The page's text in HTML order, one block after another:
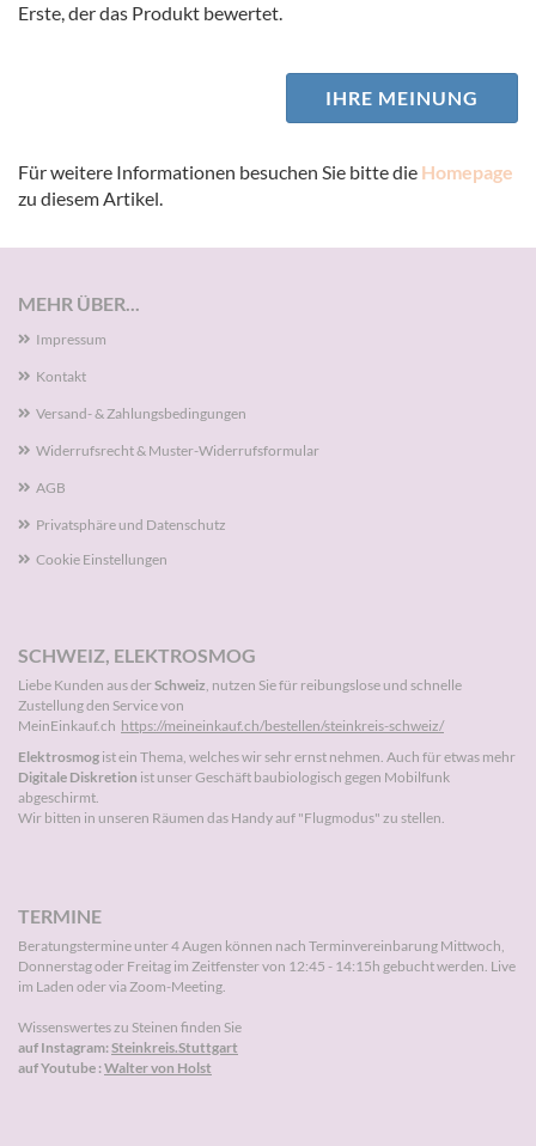
Erste, der das Produkt bewertet.
IHRE MEINUNG
Für weitere Informationen besuchen Sie bitte die Homepage
zu diesem Artikel.
MEHR ÜBER...
Impressum
Kontakt
Versand- & Zahlungsbedingungen
Widerrufsrecht & Muster-Widerrufsformular
AGB
Privatsphäre und Datenschutz
Cookie Einstellungen
SCHWEIZ, ELEKTROSMOG
Liebe Kunden aus derSchweiz, nutzen Sie für reibungslose und schnelle
Zustellung den Service von
MeinEinkauf.ch https://meineinkauf.ch/bestellen/steinkreis-schweiz/
Elektrosmog ist ein Thema, welches wir sehr ernst nehmen. Auch für etwas mehr
Digitale Diskretion ist unser Geschäft baubiologisch gegen Mobilfunk
abgeschirmt.
Wir bitten in unseren Räumen das Handy auf "Flugmodus" zu stellen.
TERMINE
Beratungstermine unter 4 Augen können nach Terminvereinbarung Mittwoch,
Donnerstag oder Freitag im Zeitfenster von 12:45 - 14:15h gebucht werden. Live
im Laden oder via Zoom-Meeting.
Wissenswertes zu Steinen finden Sie
auf Instagram:Steinkreis.Stuttgart
auf Youtube :Walter von Holst